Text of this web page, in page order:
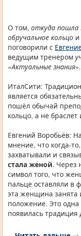
О том, откуда пошла
обручальное кольцо
поговорили с
ведущим тренером
«Актуальные знания».
ИталСити:
является
пошёл обычай
кольцо, а не
Евгений Воробьёв:
мнение, что когда-
захватывали и
стала женой. Через
символ того, что
пальце оставляли в
эта женщина занята
положение. Это одна
появилась